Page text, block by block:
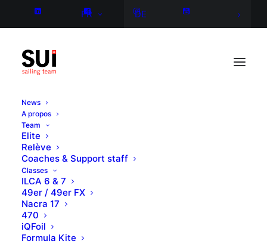
FR DE
News
A propos
Team
Elite
Relève
Coaches & Support staff
Classes
ILCA 6 & 7
49er / 49er FX
Nacra 17
470
iQFoil
Formula Kite